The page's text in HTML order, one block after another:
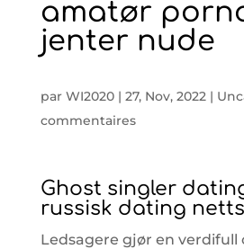
amatør
jenter nude
par WI2020| 27, Nov, 2022|
commentaires
Ghost singler
russisk dating
Ledsagere gjør en verdifull